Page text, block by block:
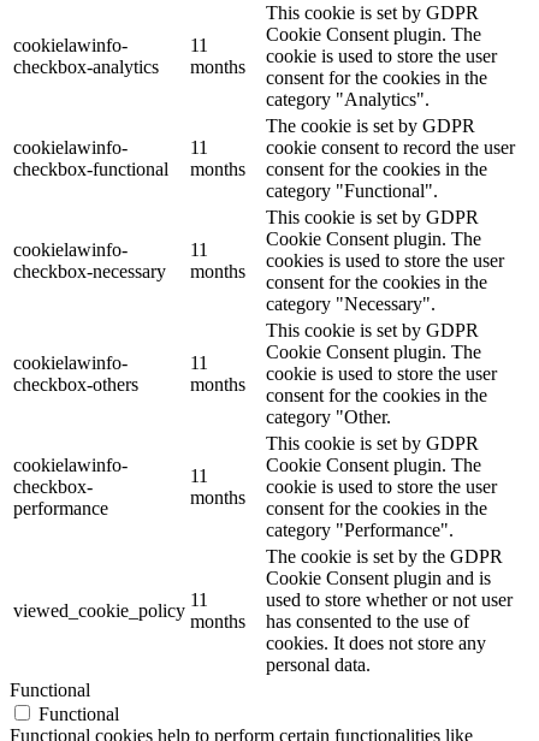
cookielawinfo-
checkbox-analytics
11
months
This cookie is set by GDPR
Cookie Consent plugin. The
cookie is used to store the user
consent for the cookies in the
category "Analytics".
cookielawinfo-
checkbox-functional
11
months
The cookie is set by GDPR
cookie consent to record the user
consent for the cookies in the
category "Functional".
cookielawinfo-
checkbox-necessary
11
months
This cookie is set by GDPR
Cookie Consent plugin. The
cookies is used to store the user
consent for the cookies in the
category "Necessary".
cookielawinfo-
checkbox-others
11
months
This cookie is set by GDPR
Cookie Consent plugin. The
cookie is used to store the user
consent for the cookies in the
category "Other.
cookielawinfo-
checkbox-
performance
11
months
This cookie is set by GDPR
Cookie Consent plugin. The
cookie is used to store the user
consent for the cookies in the
category "Performance".
viewed_cookie_policy
11
months
The cookie is set by the GDPR
Cookie Consent plugin and is
used to store whether or not user
has consented to the use of
cookies. It does not store any
personal data.
Functional
Functional
Functional cookies help to perform certain functionalities like